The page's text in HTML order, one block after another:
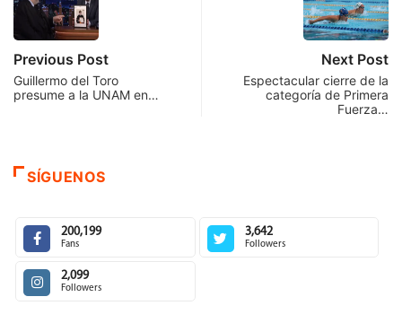
Previous Post
Guillermo del Toro
presume a la UNAM en…
Next Post
Espectacular cierre de la
categoría de Primera
Fuerza…
SÍGUENOS
200,199
Fans
3,642
Followers
2,099
Followers